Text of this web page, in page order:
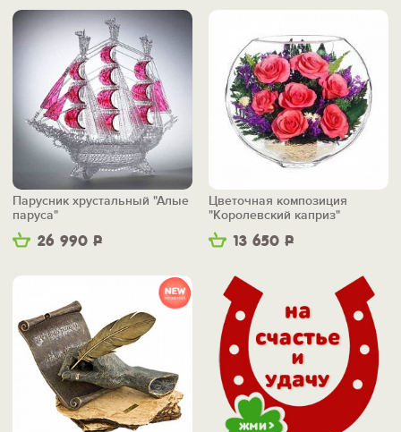
26 990 Р
Парусник хрустальный "Алые
паруса"
13 650 Р
Цветочная композиция
"Королевский каприз"